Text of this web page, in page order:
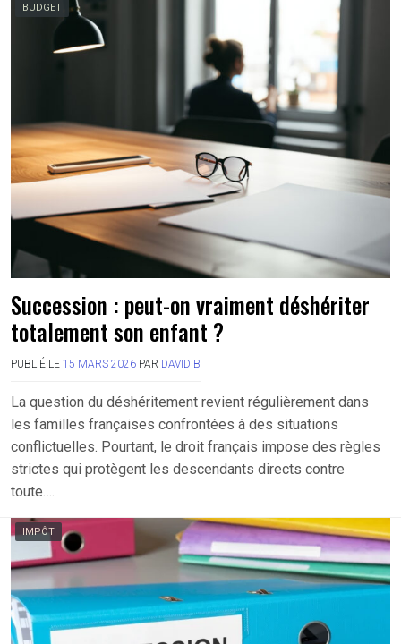
BUDGET
Succession : peut-on vraiment déshériter
totalement son enfant ?
PUBLIÉ LE 15 MARS 2026 PAR DAVID B
La question du déshéritement revient régulièrement dans
les familles françaises confrontées à des situations
conflictuelles. Pourtant, le droit français impose des règles
strictes qui protègent les descendants directs contre
toute….
IMPÔT